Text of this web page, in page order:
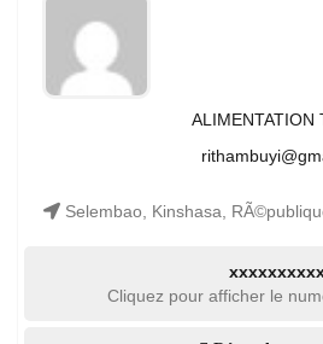
ALIMENTATION
Selembao, Kinshasa,
Cliquez pour afficher le